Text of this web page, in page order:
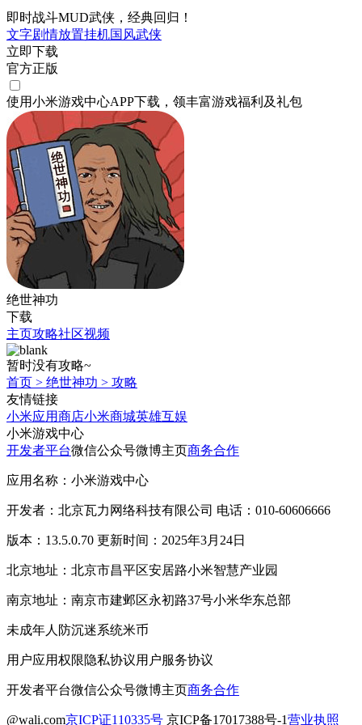
即时战斗MUD武侠，经典回归！
文字剧情放置挂机国风武侠
立即下载
官方正版
使用小米游戏中心APP下载 ，领丰富游戏福利 及礼包
绝世神功
下载
主页攻略社区视频
暂时没有攻略~
首页 > 绝世神功 > 攻略
友情链接
小米应用商店小米商城英雄互娱
小米游戏中心
开发者平台微信公众号微博主页商务合作
应用名称：小米游戏中心
开发者：北京瓦力网络科技有限公司 电话：010-60606666
版本：13.5.0.70 更新时间：2025年3月24日
北京地址：北京市昌平区安居路小米智慧产业园
南京地址：南京市建邺区永初路37号小米华东总部
未成年人防沉迷系统米币
用户应用权限隐私协议用户服务协议
开发者平台微信公众号微博主页商务合作
@wali.com京ICP证110335号 京ICP备17017388号-1营业执照